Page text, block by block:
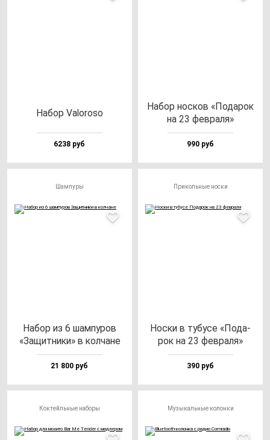
Набор Valo­ro­so
6238 руб
Набор нос­ков «Пода­рок
на 23 фев­ра­ля»
990 руб
Шампуры
Набор из 6 шам­пу­ров
«Защит­ни­ки» в кол­ча­не
21 800 руб
Прикольные носки
Нос­ки в ту­бу­се «Пода­
рок на 23 фев­ра­ля»
390 руб
Коктейльные наборы Музыкальные колонки